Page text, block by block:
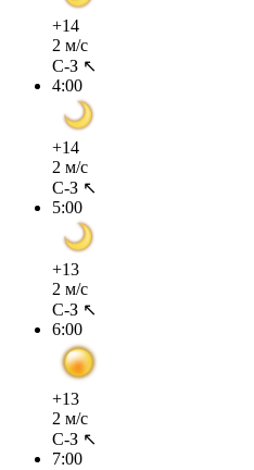
+14
2 м/с
С-З ↖
4:00
+14
2 м/с
С-З ↖
5:00
+13
2 м/с
С-З ↖
6:00
+13
2 м/с
С-З ↖
7:00